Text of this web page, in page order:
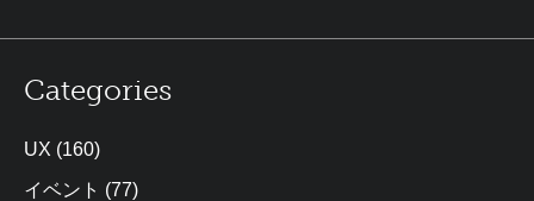
Categories
UX (160)
イベント (77)